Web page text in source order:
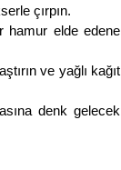
çırpın.
hamur elde edene
ve yağlı kağıt
denk gelecek